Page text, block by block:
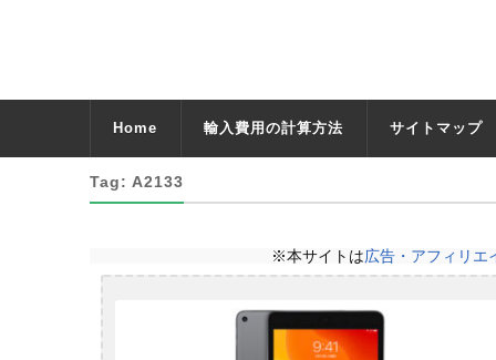
Home 輸入費用の計算方法 サイトマップ
Tag: A2133
※本サイトは広告・アフィリエ